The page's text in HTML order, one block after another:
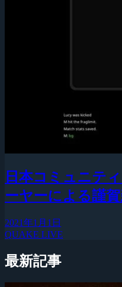
日本コミュニテ
ーヤーによる謹賀
2021年1月1日
QUAKE LIVE
最新記事